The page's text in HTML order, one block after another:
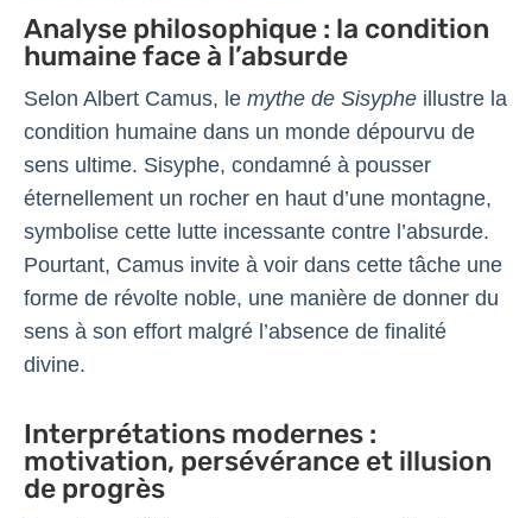
Analyse philosophique : la condition
humaine face à l’absurde
Selon Albert Camus, le mythe de Sisyphe illustre la
condition humaine dans un monde dépourvu de
sens ultime. Sisyphe, condamné à pousser
éternellement un rocher en haut d’une montagne,
symbolise cette lutte incessante contre l’absurde.
Pourtant, Camus invite à voir dans cette tâche une
forme de révolte noble, une manière de donner du
sens à son effort malgré l’absence de finalité
divine.
Interprétations modernes :
motivation, persévérance et illusion
de progrès